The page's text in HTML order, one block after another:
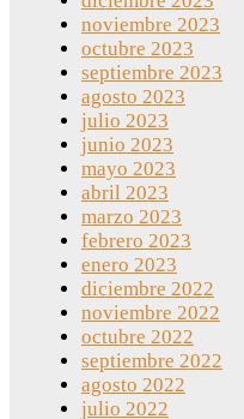
noviembre 2023
octubre 2023
septiembre 2023
agosto 2023
julio 2023
junio 2023
mayo 2023
abril 2023
marzo 2023
febrero 2023
enero 2023
diciembre 2022
noviembre 2022
octubre 2022
septiembre 2022
agosto 2022
julio 2022